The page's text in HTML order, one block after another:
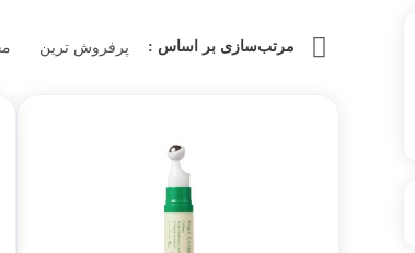
مرتب‌سازی بر اساس : پرفروش ترین